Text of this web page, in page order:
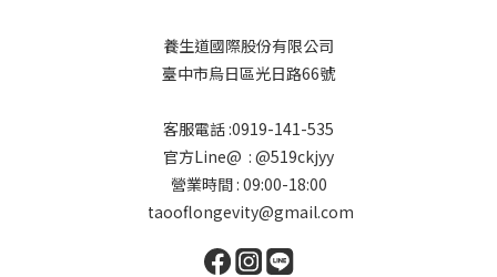
養生道國際股份有限公司
臺中市烏日區光日路66號
客服電話 :0919-141-535
官方Line@ : @519ckjyy
營業時間 : 09:00-18:00
taooflongevity@gmail.com